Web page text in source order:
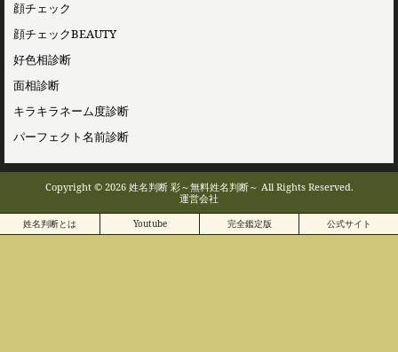
顔チェック
顔チェックBEAUTY
好色相診断
面相診断
キラキラネーム度診断
パーフェクト名前診断
Copyright © 2026 姓名判断 彩～無料姓名判断～ All Rights Reserved.
運営会社
姓名判断とは Youtube 完全鑑定版 公式サイト